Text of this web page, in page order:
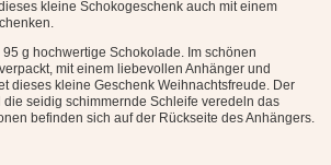
kleine Schokogeschenk auch mit einem
g hochwertige Schokolade. Im schönen
mit einem liebevollen Anhänger und
dieses kleine Geschenk Weihnachtsfreude. Der
seidig schimmernde Schleife veredeln das
befinden sich auf der Rückseite des Anhängers.